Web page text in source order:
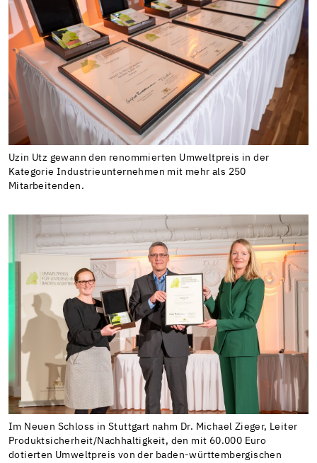
Uzin Utz gewann den renommierten Umweltpreis in der
Kategorie Industrieunternehmen mit mehr als 250
Mitarbeitenden.
Im Neuen Schloss in Stuttgart nahm Dr. Michael Zieger, Leiter
Produktsicherheit/Nachhaltigkeit, den mit 60.000 Euro
dotierten Umweltpreis von der baden-württembergischen